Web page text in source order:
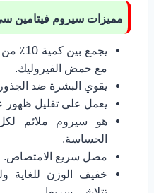
مميزات سيروم فيتامين
يجمع
مع حمض الفيروليك.
يقوي البشرة ضد
يعمل على تقليل ظهور
هو سيروم ملائم
الحساسة.
مصل سريع الامتصاص.
خفيف الوزن للغاية